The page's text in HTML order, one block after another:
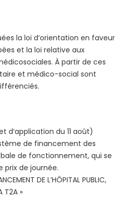
la loi d’orientation en faveur
et la loi relative aux
À partir de ces
et médico-social sont
d’application du 11 août)
de financement des
de fonctionnement, qui se
prix de journée.
DE L’HÔPITAL PUBLIC,
T2A »